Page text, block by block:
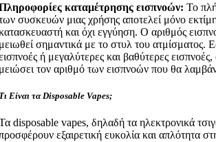
καταμέτρησης εισπνοών: Το
συσκευών μιας χρήσης αποτελεί μόνο
και όχι εγγύηση. Ο αριθμός
σημαντικά με το στυλ του ατμίσματος.
ή μεγαλύτερες και βαθύτερες
τον αριθμό των εισπνοών που θα
Είναι τα Disposable Vapes;
disposable vapes, δηλαδή τα ηλεκτρονικά
εξαιρετική ευκολία και απλότητα